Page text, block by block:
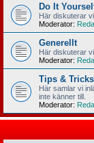
Do It
Här diskuterar
Moderator:
Generellt
Här diskuterar
Moderator:
Tips & Tricks
Här samlar vi
inte känner till.
Moderator: